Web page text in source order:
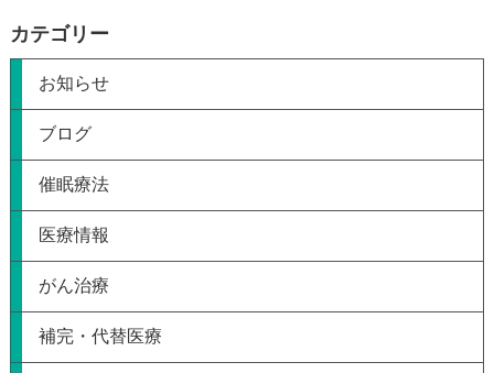
カテゴリー
お知らせ
ブログ
催眠療法
医療情報
がん治療
補完・代替医療